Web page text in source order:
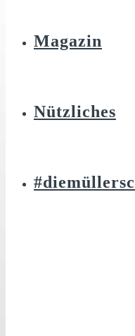
Magazin
Nützliches